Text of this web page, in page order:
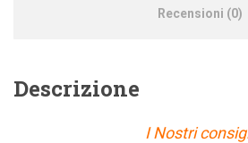
Recensioni (0)
Descrizione
I Nostri